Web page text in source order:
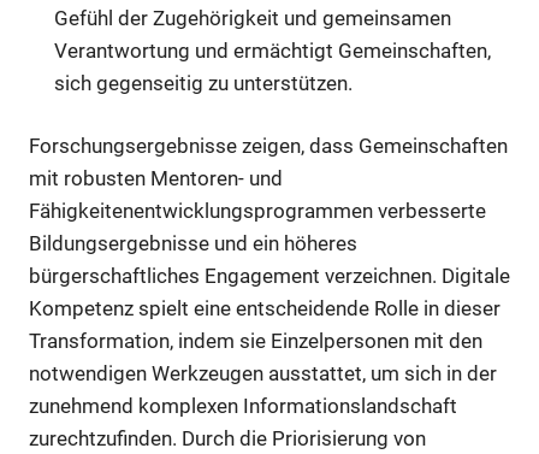
Gefühl der Zugehörigkeit und gemeinsamen
Verantwortung und ermächtigt Gemeinschaften,
sich gegenseitig zu unterstützen.
Forschungsergebnisse zeigen, dass Gemeinschaften
mit robusten Mentoren- und
Fähigkeitenentwicklungsprogrammen verbesserte
Bildungsergebnisse und ein höheres
bürgerschaftliches Engagement verzeichnen. Digitale
Kompetenz spielt eine entscheidende Rolle in dieser
Transformation, indem sie Einzelpersonen mit den
notwendigen Werkzeugen ausstattet, um sich in der
zunehmend komplexen Informationslandschaft
zurechtzufinden. Durch die Priorisierung von